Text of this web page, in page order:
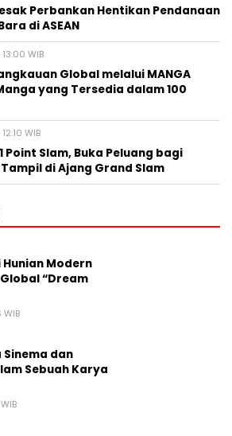
Perbankan Hentikan Pendanaan
di ASEAN
WIB
Global melalui MANGA
yang Tersedia dalam 100
WIB
Point Slam, Buka Peluang bagi
di Ajang Grand Slam
Modern
“Dream
Sinema dan
Sebuah Karya